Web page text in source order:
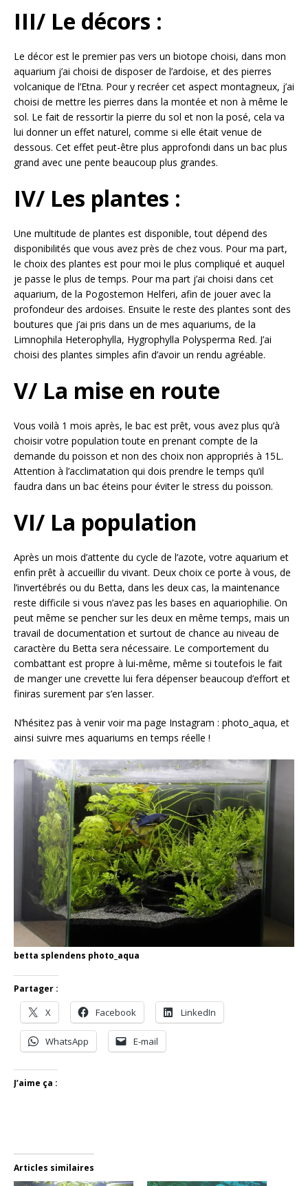
III/ Le décors :
Le décor est le premier pas vers un biotope choisi, dans mon
aquarium j’ai choisi de disposer de l’ardoise, et des pierres
volcanique de l’Etna. Pour y recréer cet aspect montagneux, j’ai
choisi de mettre les pierres dans la montée et non à même le
sol. Le fait de ressortir la pierre du sol et non la posé, cela va
lui donner un effet naturel, comme si elle était venue de
dessous. Cet effet peut-être plus approfondi dans un bac plus
grand avec une pente beaucoup plus grandes.
IV/ Les plantes :
Une multitude de plantes est disponible, tout dépend des
disponibilités que vous avez près de chez vous. Pour ma part,
le choix des plantes est pour moi le plus compliqué et auquel
je passe le plus de temps. Pour ma part j’ai choisi dans cet
aquarium, de la Pogostemon Helferi, afin de jouer avec la
profondeur des ardoises. Ensuite le reste des plantes sont des
boutures que j’ai pris dans un de mes aquariums, de la
Limnophila Heterophylla, Hygrophylla Polysperma Red. J’ai
choisi des plantes simples afin d’avoir un rendu agréable.
V/ La mise en route
Vous voilà 1 mois après, le bac est prêt, vous avez plus qu’à
choisir votre population toute en prenant compte de la
demande du poisson et non des choix non appropriés à 15L.
Attention à l’acclimatation qui dois prendre le temps qu’il
faudra dans un bac éteins pour éviter le stress du poisson.
VI/ La population
Après un mois d’attente du cycle de l’azote, votre aquarium et
enfin prêt à accueillir du vivant. Deux choix ce porte à vous, de
l’invertébrés ou du Betta, dans les deux cas, la maintenance
reste difficile si vous n’avez pas les bases en aquariophilie. On
peut même se pencher sur les deux en même temps, mais un
travail de documentation et surtout de chance au niveau de
caractère du Betta sera nécessaire. Le comportement du
combattant est propre à lui-même, même si toutefois le fait
de manger une crevette lui fera dépenser beaucoup d’effort et
finiras surement par s’en lasser.
N’hésitez pas à venir voir ma page Instagram : photo_aqua, et
ainsi suivre mes aquariums en temps réelle !
betta splendens photo_aqua
Partager :
X Facebook LinkedIn
WhatsApp E-mail
J’aime ça :
Articles similaires